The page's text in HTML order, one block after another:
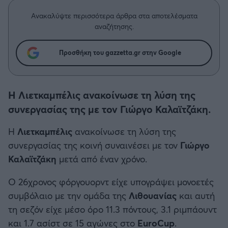
Άρης
Λεβαδειακός
Βόλος
Κηφισιά
Αστέρας Τρίπολης
Παναιτωλικός
Μεγάλη μου Αγάπη
Ανακαλύψτε περισσότερα άρθρα στα αποτελέσματα
αναζήτησης.
Προσθήκη του gazzetta.gr στην Google
Η Λιετκαμπέλις ανακοίνωσε τη λύση της
συνεργασίας της με τον Γιώργο Καλαϊτζάκη.
Η Λιετκαμπέλις ανακοίνωσε τη λύση της
συνεργασίας της κοινή συναινέσει με τον Γιώργο
Καλαϊτζάκη μετά από έναν χρόνο.
Ο 26χρονος φόργουορντ είχε υπογράψει μονοετές
συμβόλαιο με την ομάδα της Λιθουανίας και αυτή
τη σεζόν είχε μέσο όρο 11.3 πόντους, 3.1 ριμπάουντ
και 1.7 ασίστ σε 15 αγώνες στο EuroCup.